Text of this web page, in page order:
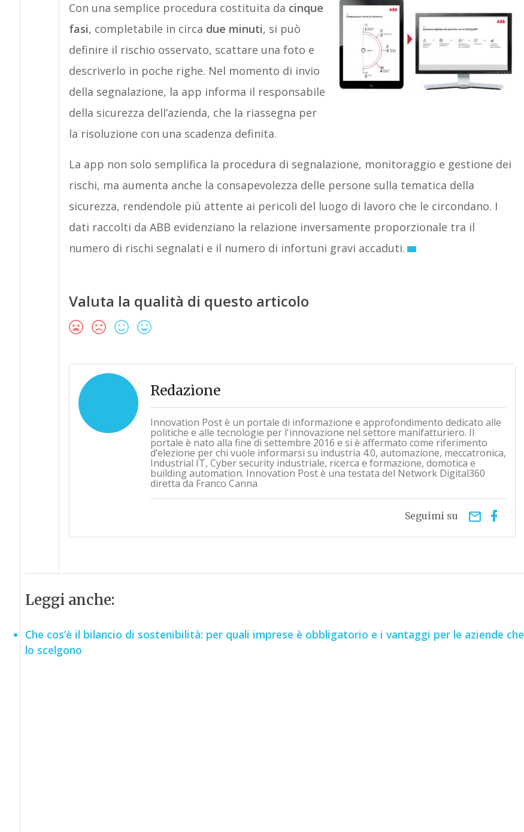
Con una semplice procedura costituita da cinque
fasi, completabile in circa due minuti, si può
definire il rischio osservato, scattare una foto e
descriverlo in poche righe. Nel momento di invio
della segnalazione, la app informa il responsabile
della sicurezza dell’azienda, che la riassegna per
la risoluzione con una scadenza definita.
La app non solo semplifica la procedura di segnalazione, monitoraggio e gestione dei
rischi, ma aumenta anche la consapevolezza delle persone sulla tematica della
sicurezza, rendendole più attente ai pericoli del luogo di lavoro che le circondano. I
dati raccolti da ABB evidenziano la relazione inversamente proporzionale tra il
numero di rischi segnalati e il numero di infortuni gravi accaduti.
Valuta la qualità di questo articolo
Redazione
Innovation Post è un portale di informazione e approfondimento dedicato alle
politiche e alle tecnologie per l'innovazione nel settore manifatturiero. Il
portale è nato alla fine di settembre 2016 e si è affermato come riferimento
d’elezione per chi vuole informarsi su industria 4.0, automazione, meccatronica,
Industrial IT, Cyber security industriale, ricerca e formazione, domotica e
building automation. Innovation Post è una testata del Network Digital360
diretta da Franco Canna
email
Seguimi su
Leggi anche:
Che cos’è il bilancio di sostenibilità: per quali imprese è obbligatorio e i vantaggi per le aziende che
lo scelgono